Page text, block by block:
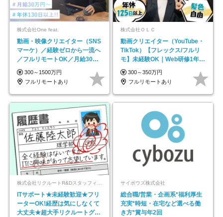
株式会社One feat.
動画・映像クリエイター（SNS
マーケ）／経験ゼロから一流へ
／フルリモートOK／月給30万
円～／年休130日以上
300～1500万円
フルリモートあり
株式会社ＯＬＣ
動画クリエイター（YouTube・
TikTok）【フレックス/フルリ
モ】未経験OK｜Web研修1年間
｜副業OK
300～350万円
フルリモートあり
株式会社リクルートR&Dスタッフィング【リクルートグループ】
ITサポート★未経験歓迎★フリ
ーターOK!経歴は気にしなくて
大丈夫★超大手リクルートグル
サイボウズ株式会社
総合職/営業・企画系*福利厚生
充実*時短・在宅など選べる働
き方*賞与年2回